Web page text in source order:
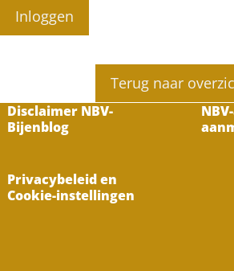
Inloggen
Terug naar
Disclaimer NBV-
Bijenblog
Privacybeleid en
Cookie-instellingen